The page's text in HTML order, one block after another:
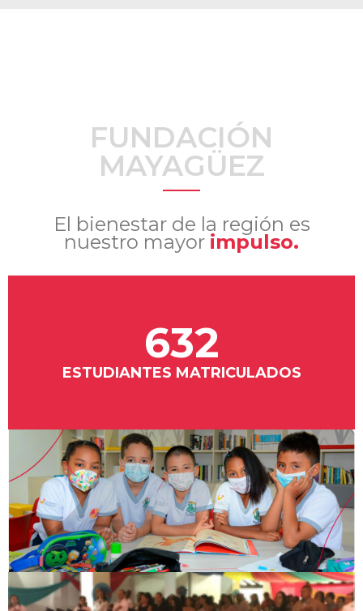
FUNDACIÓN
MAYAGÜEZ
El bienestar de la región es
nuestro mayor impulso.
ESTUDIANTES MATRICULADOS
632